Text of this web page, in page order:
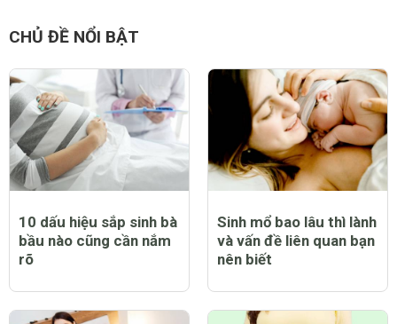
mantrangchu
Sinh thường vẫn tốt hơn chứ nhỉ ?
0 Thích Trả lời Báo cáo vi phạm
CHỦ ĐỀ NỔI BẬT